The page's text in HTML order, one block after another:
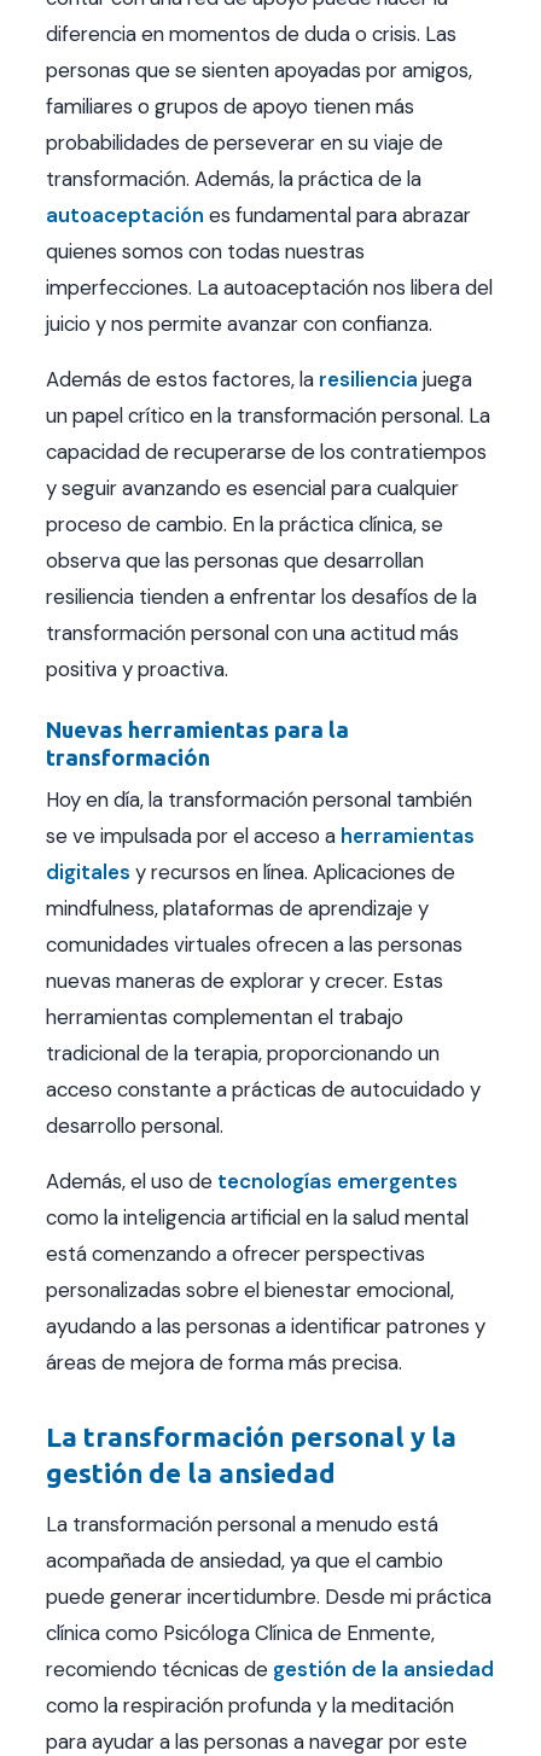
diferencia en momentos de duda o crisis. Las
personas que se sienten apoyadas por amigos,
familiares o grupos de apoyo tienen más
probabilidades de perseverar en su viaje de
transformación. Además, la práctica de la
autoaceptación es fundamental para abrazar
quienes somos con todas nuestras
imperfecciones. La autoaceptación nos libera del
juicio y nos permite avanzar con confianza.
Además de estos factores, la resiliencia juega
un papel crítico en la transformación personal. La
capacidad de recuperarse de los contratiempos
y seguir avanzando es esencial para cualquier
proceso de cambio. En la práctica clínica, se
observa que las personas que desarrollan
resiliencia tienden a enfrentar los desafíos de la
transformación personal con una actitud más
positiva y proactiva.
Nuevas herramientas para la
transformación
Hoy en día, la transformación personal también
se ve impulsada por el acceso a herramientas
digitales y recursos en línea. Aplicaciones de
mindfulness, plataformas de aprendizaje y
comunidades virtuales ofrecen a las personas
nuevas maneras de explorar y crecer. Estas
herramientas complementan el trabajo
tradicional de la terapia, proporcionando un
acceso constante a prácticas de autocuidado y
desarrollo personal.
Además, el uso de tecnologías emergentes
como la inteligencia artificial en la salud mental
está comenzando a ofrecer perspectivas
personalizadas sobre el bienestar emocional,
ayudando a las personas a identificar patrones y
áreas de mejora de forma más precisa.
La transformación personal y la
gestión de la ansiedad
La transformación personal a menudo está
acompañada de ansiedad, ya que el cambio
puede generar incertidumbre. Desde mi práctica
clínica como Psicóloga Clínica de Enmente,
recomiendo técnicas de gestión de la ansiedad
como la respiración profunda y la meditación
para ayudar a las personas a navegar por este